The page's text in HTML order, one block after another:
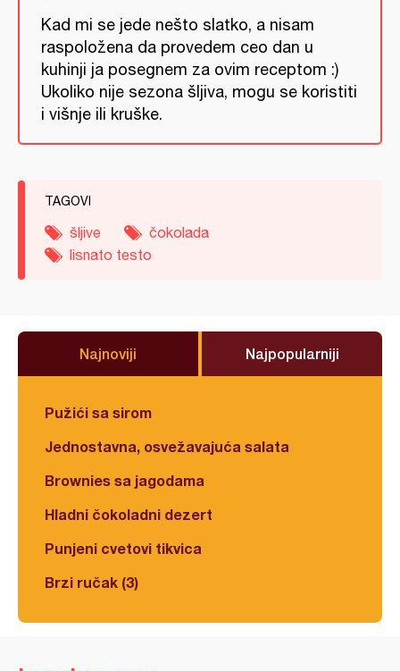
Kad mi se jede nešto slatko, a nisam
raspoložena da provedem ceo dan u
kuhinji ja posegnem za ovim receptom :)
Ukoliko nije sezona šljiva, mogu se koristiti
i višnje ili kruške.
TAGOVI
šljive
čokolada
lisnato testo
Najnoviji Najpopularniji
Pužići sa sirom
Jednostavna, osvežavajuća salata
Brownies sa jagodama
Hladni čokoladni dezert
Punjeni cvetovi tikvica
Brzi ručak (3)